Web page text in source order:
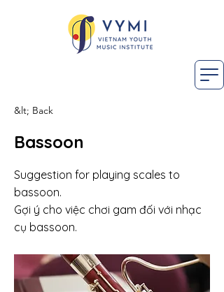
&lt; Back
Bassoon
Suggestion for playing scales to
bassoon.
Gợi ý cho việc chơi gam đối với nhạc
cụ bassoon.